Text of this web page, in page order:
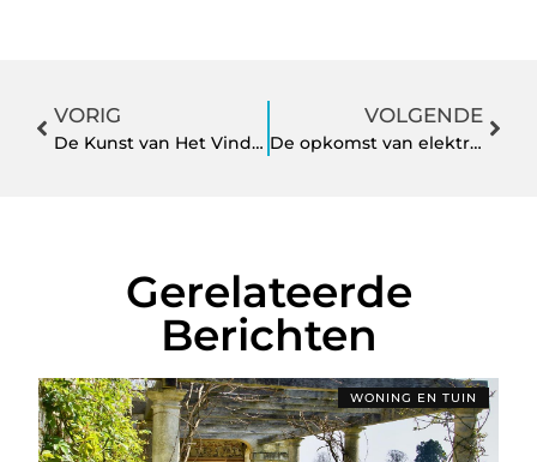
VORIG
De Kunst van Het Vinden van Het Perfecte Mancave Bord
VOLGENDE
De opkomst van elektrische voertuigen en hun infrastructuur
Gerelateerde
Berichten
WONING EN TUIN